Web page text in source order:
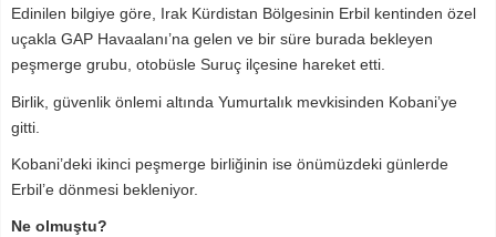
Edinilen bilgiye göre, Irak Kürdistan Bölgesinin Erbil kentinden özel
uçakla GAP Havaalanı’na gelen ve bir süre burada bekleyen
peşmerge grubu, otobüsle Suruç ilçesine hareket etti.
Birlik, güvenlik önlemi altında Yumurtalık mevkisinden Kobani’ye
gitti.
Kobani’deki ikinci peşmerge birliğinin ise önümüzdeki günlerde
Erbil’e dönmesi bekleniyor.
Ne olmuştu?